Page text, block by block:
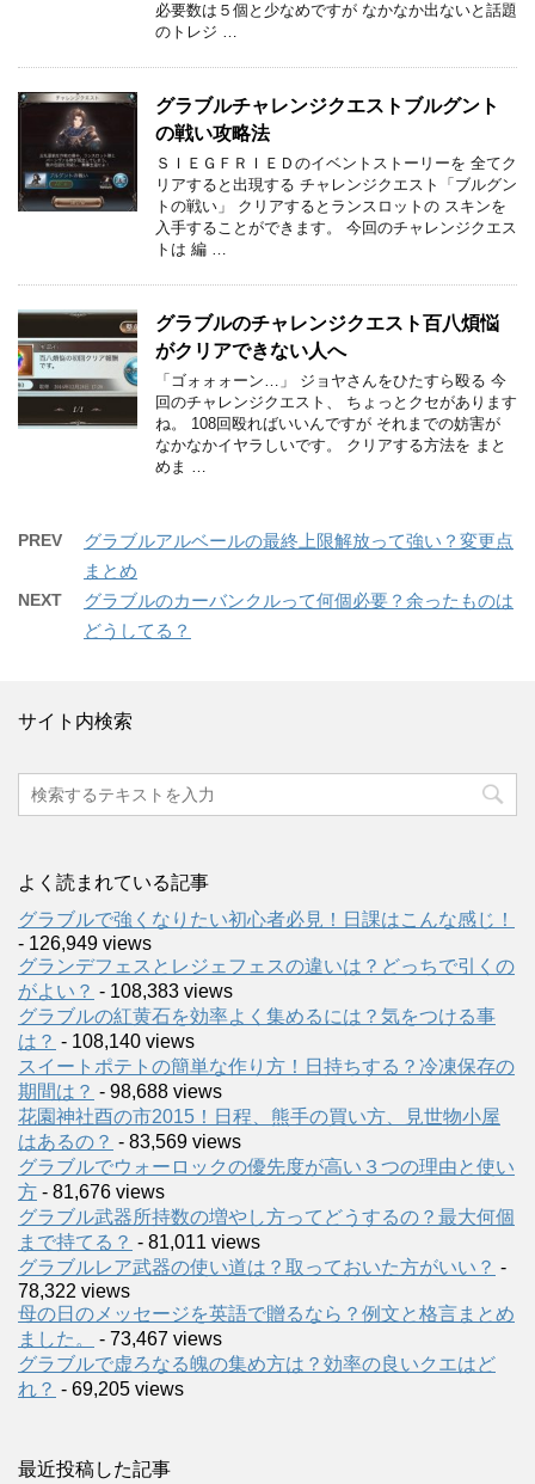
必要数は５個と少なめですが なかなか出ないと話題
のトレジ …
グラブルチャレンジクエストブルグント
の戦い攻略法
ＳＩＥＧＦＲＩＥＤのイベントストーリーを 全てク
リアすると出現する チャレンジクエスト「ブルグン
トの戦い」 クリアするとランスロットの スキンを
入手することができます。 今回のチャレンジクエス
トは 編 …
グラブルのチャレンジクエスト百八煩悩
がクリアできない人へ
「ゴォォォーン…」 ジョヤさんをひたすら殴る 今
回のチャレンジクエスト、 ちょっとクセがあります
ね。 108回殴ればいいんですが それまでの妨害が
なかなかイヤラしいです。 クリアする方法を まと
めま …
PREV
グラブルアルベールの最終上限解放って強い？変更点
まとめ
NEXT
グラブルのカーバンクルって何個必要？余ったものは
どうしてる？
サイト内検索
よく読まれている記事
グラブルで強くなりたい初心者必見！日課はこんな感じ！
- 126,949 views
グランデフェスとレジェフェスの違いは？どっちで引くの
がよい？ - 108,383 views
グラブルの紅黄石を効率よく集めるには？気をつける事
は？ - 108,140 views
スイートポテトの簡単な作り方！日持ちする？冷凍保存の
期間は？ - 98,688 views
花園神社酉の市2015！日程、熊手の買い方、見世物小屋
はあるの？ - 83,569 views
グラブルでウォーロックの優先度が高い３つの理由と使い
方 - 81,676 views
グラブル武器所持数の増やし方ってどうするの？最大何個
まで持てる？ - 81,011 views
グラブルレア武器の使い道は？取っておいた方がいい？ -
78,322 views
母の日のメッセージを英語で贈るなら？例文と格言まとめ
ました。
- 73,467 views
グラブルで虚ろなる魄の集め方は？効率の良いクエはど
れ？ - 69,205 views
最近投稿した記事